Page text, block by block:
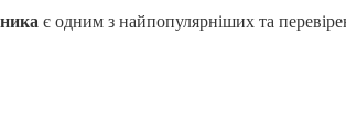
є одним з найпопулярніших та